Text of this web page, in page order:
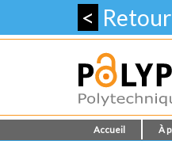
<
Accueil À